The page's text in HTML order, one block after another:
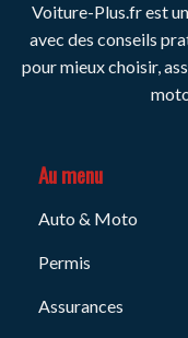
Voiture-Plus.fr est
avec des conseils
pour mieux choisir,
Au menu
Auto & Moto
Permis
Assurances